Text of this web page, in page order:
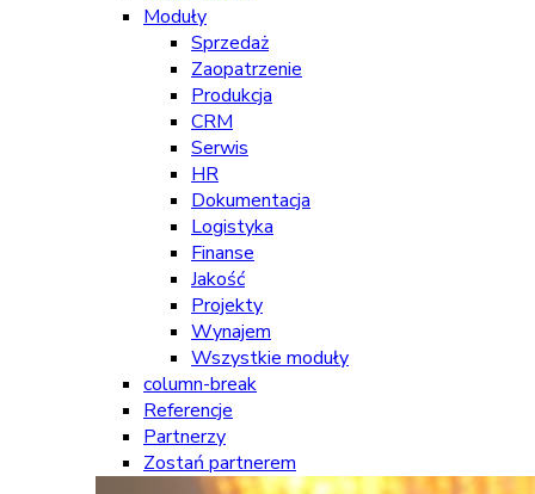
Moduły
Sprzedaż
Zaopatrzenie
Produkcja
CRM
Serwis
HR
Dokumentacja
Logistyka
Finanse
Jakość
Projekty
Wynajem
Wszystkie moduły
column-break
Referencje
Partnerzy
Zostań partnerem